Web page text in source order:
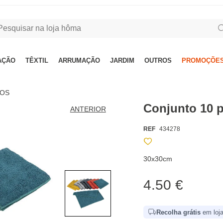
TÊXTIL ARRUMAÇÃO JARDIM OUTROS
ANTERIOR Conjunto 10
REF 434278
30x30cm
4.50 €
Recolha grátis em